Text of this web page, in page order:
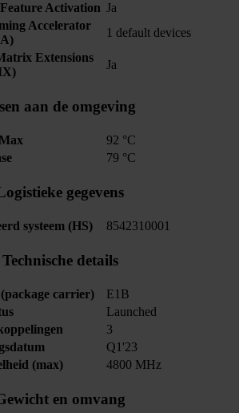
Activation Ja
Accelerator
1 default devices
Extensions
Ja
aan de omgeving
92 °C
79 °C
gegevens
systeem (HS) 8542310001
Technische details
carrier)
E1B
Launched
3
Q1'23
(max)
4800 MHz
en omvang